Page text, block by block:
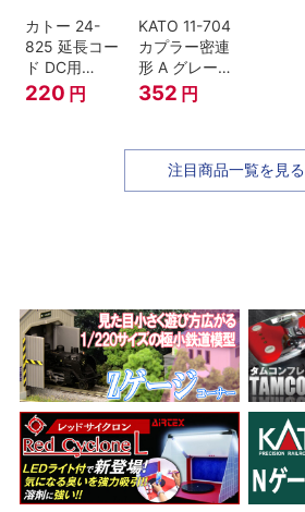
カトー 24-
825 延長コー
ド DC用
(90cm）
220 円
KATO 11-704
カプラー密連
形 A グレー
(20個入) (ア
ーノルドカプ
352 円
注目商品一覧を見る